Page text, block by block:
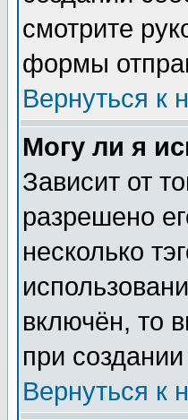
смотрите
формы
Вернуться к
Могу ли я
Зависит от
разрешено
несколько
включён, то
при
Вернуться к